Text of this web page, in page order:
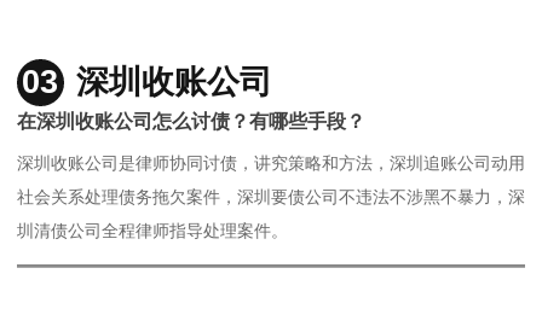
03 深圳收账公司
在深圳收账公司怎么讨债？有哪些手段？
深圳收账公司是律师协同讨债，讲究策略和方法，深圳追账公司动用
社会关系处理债务拖欠案件，深圳要债公司不违法不涉黑不暴力，深
圳清债公司全程律师指导处理案件。